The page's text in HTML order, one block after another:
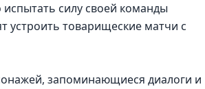
силу своей команды
устроить товарищеские матчи с
запоминающиеся диалоги и